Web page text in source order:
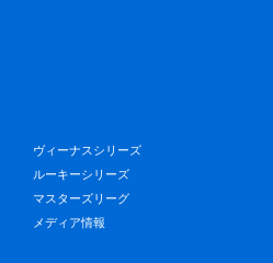
ヴィーナスシリーズ
ルーキーシリーズ
マスターズリーグ
メディア情報